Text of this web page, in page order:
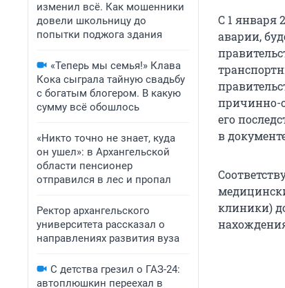
изменил всё. Как мошенники
довели школьницу до
попытки поджога здания
«Теперь мы семья!» Клава
Кока сыграла тайную свадьбу
с богатым блогером. В какую
сумму всё обошлось
«Никто точно не знает, куда
он ушел»: в Архангельской
области пенсионер
отправился в лес и пропал
Ректор архангельского
университета рассказал о
направлениях развития вуза
С детства грезил о ГАЗ-24:
автоплюшкин переехал в
С 1 января
аварии,
причинно-
его
в
клиники)